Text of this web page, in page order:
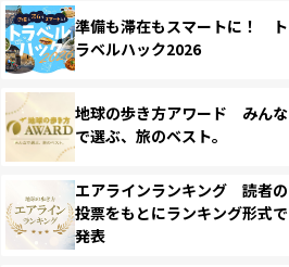
準備も滞在もスマートに！ ト
ラベルハック2026
地球の歩き方アワード みんな
で選ぶ、旅のベスト。
エアラインランキング 読者の
投票をもとにランキング形式で
発表